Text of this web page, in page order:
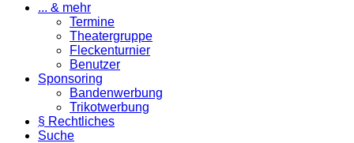
... & mehr
Termine
Theatergruppe
Fleckenturnier
Benutzer
Sponsoring
Bandenwerbung
Trikotwerbung
§ Rechtliches
Suche